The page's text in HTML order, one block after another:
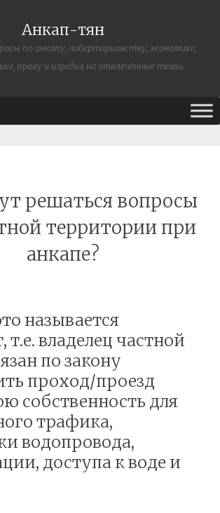
Анкап-тян
по анкапу, либертарианству, экономике,
праву и изредка на отвлечённые темы.
решаться вопросы
территории при
анкапе?
называется
т.е. владелец частной
по закону
проход/проезд
собственность для
трафика,
водопровода,
доступа к воде и